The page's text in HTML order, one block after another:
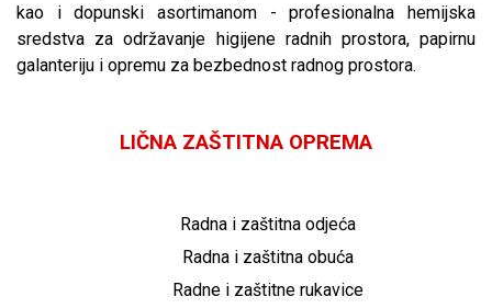
kao i dopunski asortimanom - profesionalna hemijska
sredstva za održavanje higijene radnih prostora, papirnu
galanteriju i opremu za bezbednost radnog prostora.
LIČNA ZAŠTITNA OPREMA
Radna i zaštitna odjeća
Radna i zaštitna obuća
Radne i zaštitne rukavice